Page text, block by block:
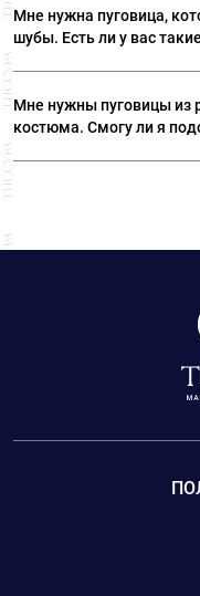
идеально подходящие для
тесьму, которая тоже
Мне нужна пуговица,
шубы. Есть ли у вас
Swarovski, которые ничем не
Мне нужны пуговицы из
костюма. Смогу ли я